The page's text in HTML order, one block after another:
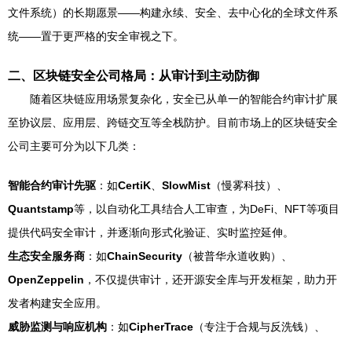
文件系统）的长期愿景——构建永续、安全、去中心化的全球文件系
统——置于更严格的安全审视之下。
二、区块链安全公司格局：从审计到主动防御
随着区块链应用场景复杂化，安全已从单一的智能合约审计扩展
至协议层、应用层、跨链交互等全栈防护。目前市场上的区块链安全
公司主要可分为以下几类：
智能合约审计先驱 ：如CertiK SlowMist （慢雾科技）、
Quantstamp等，以自动化工具结合人工审查，为DeFi、NFT等项目
提供代码安全审计，并逐渐向形式化验证、实时监控延伸。
生态安全服务商 ：如ChainSecurity （被普华永道收购）、
OpenZeppelin ，不仅提供审计，还开源安全库与开发框架，助力开
发者构建安全应用。
威胁监测与响应机构 ：如CipherTrace （专注于合规与反洗钱）、